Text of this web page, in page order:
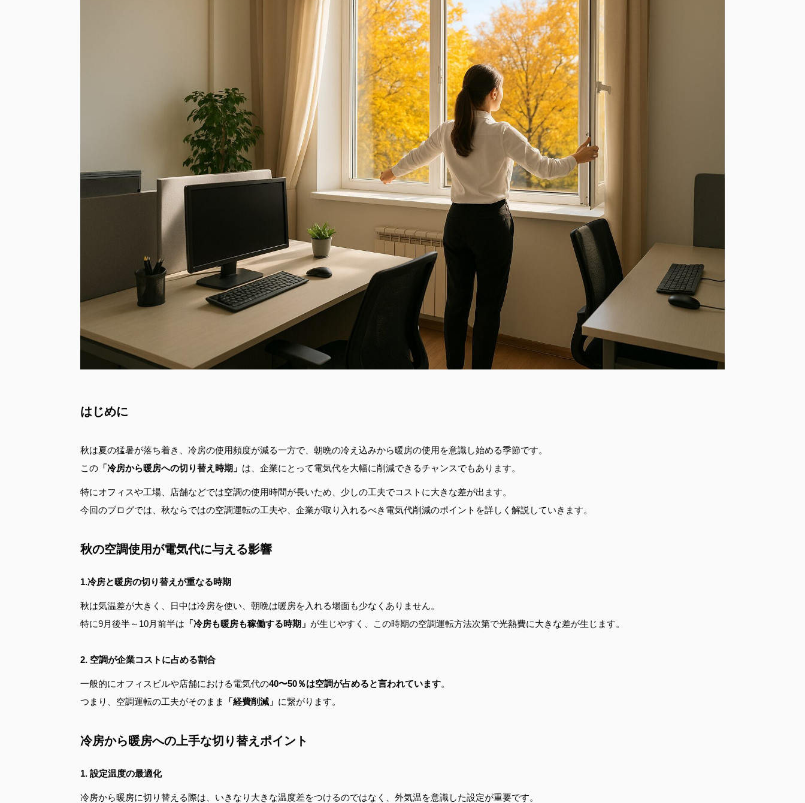
はじめに
秋は夏の猛暑が落ち着き、冷房の使用頻度が減る一方で、朝晩の冷え込みから暖房の使用を意識し始める季節です。
この 「冷房から暖房への切り替え時期」 は、企業にとって電気代を大幅に削減できるチャンスでもあります。
特にオフィスや工場、店舗などでは空調の使用時間が長いため、少しの工夫でコストに大きな差が出ます。
今回のブログでは、秋ならではの空調運転の工夫や、企業が取り入れるべき電気代削減のポイントを詳しく解説していきます。
秋の空調使用が電気代に与える影響
1.冷房と暖房の切り替えが重なる時期
秋は気温差が大きく、日中は冷房を使い、朝晩は暖房を入れる場面も少なくありません。
特に9月後半～10月前半は 「冷房も暖房も稼働する時期」 が生じやすく、この時期の空調運転方法次第で光熱費に大きな差が生じます。
2. 空調が企業コストに占める割合
一般的にオフィスビルや店舗における電気代の40〜50％は空調が占めると言われています。
つまり、空調運転の工夫がそのまま
「経費削減」 に繋がります。
冷房から暖房への上手な切り替えポイント
1. 設定温度の最適化
冷房から暖房に切り替える際は、いきなり大きな温度差をつけるのではなく、外気温を意識した設定が重要です。